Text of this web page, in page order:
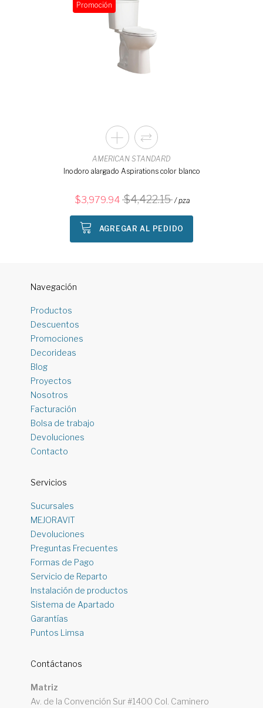
Promoción
AMERICAN STANDARD
Inodoro alargado Aspirations color blanco
3,979.94 4,422.15 / pza
AGREGAR AL PEDIDO
Navegación
Productos
Descuentos
Promociones
Decorideas
Blog
Proyectos
Nosotros
Facturación
Bolsa de trabajo
Devoluciones
Contacto
Servicios
Sucursales
MEJORAVIT
Devoluciones
Preguntas Frecuentes
Formas de Pago
Servicio de Reparto
Instalación de productos
Sistema de Apartado
Garantías
Puntos Limsa
Contáctanos
Matriz
Av. de la Convención Sur #1400 Col. Caminero